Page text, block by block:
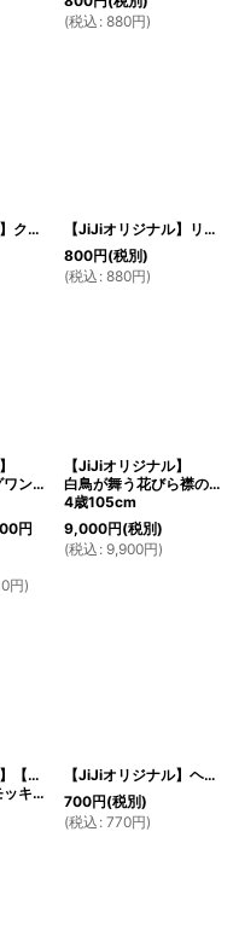
(税込 : 880円)
【JiJiオリジナル】クリップリボン2個セットネイビー×サテンリボン
【JiJiオリジナル】リボンカチューシャ7パターン
800円(税別)
(税込 : 880円)
イビー)
円
円)
【JiJiオリジナル】
白鳥が舞う花びら襟のスモッキングワンピース(コードレーンブルーストライプ)
4歳105cm
9,000円(税別)
(税込 : 9,900円)
【JiJiオリジナル】【ボーイズオーバーオール】
刺繍
【JiJiオリジナル】ヘアゴムリボン2個セットネイビー
700円(税別)
(税込 : 770円)